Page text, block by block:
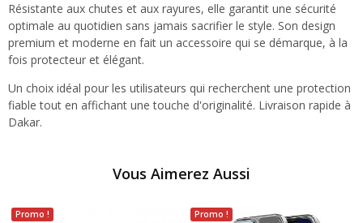
Résistante aux chutes et aux rayures, elle garantit une sécurité
optimale au quotidien sans jamais sacrifier le style. Son design
premium et moderne en fait un accessoire qui se démarque, à la
fois protecteur et élégant.
Un choix idéal pour les utilisateurs qui recherchent une protection
fiable tout en affichant une touche d'originalité. Livraison rapide à
Dakar.
Vous Aimerez Aussi
Promo ! Promo !